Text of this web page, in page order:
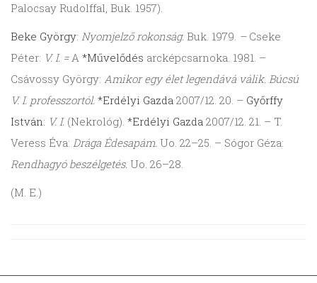
Palocsay Rudolffal, Buk. 1957).
Beke György: Nyomjelző rokonság. Buk. 1979. –Cseke
Péter: V. I. =A *Művelődés arcképcsarnoka. 1981. –
Csávossy György: Amikor egy élet legendává válik. Búcsú
V. I. professzortól. *Erdélyi Gazda 2007/12. 20. – Győrffy
István: V. I. (Nekrológ). *Erdélyi Gazda 2007/12. 21. – T.
Veress Éva: Drága Édesapám. Uo. 22–25. – Sógor Géza:
Rendhagyó beszélgetés. Uo. 26–28.
(M. E.)